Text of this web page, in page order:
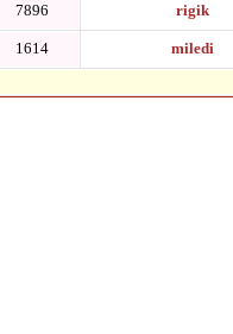
7896 rigik
1614 miledi